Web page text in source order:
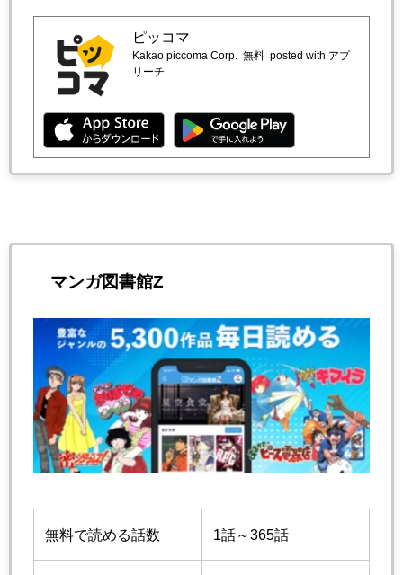
ピッコマ
Kakao piccoma Corp. 無料 posted with アプ
リーチ
マンガ図書館Z
無料で読める話数 1話～365話